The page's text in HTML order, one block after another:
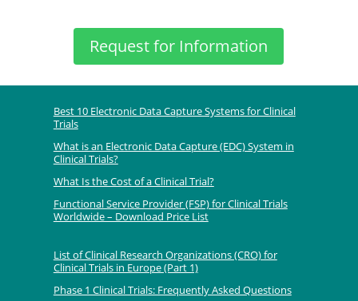
Request for Information
Best 10 Electronic Data Capture Systems for Clinical
Trials
What is an Electronic Data Capture (EDC) System in
Clinical Trials?
What Is the Cost of a Clinical Trial?
Functional Service Provider (FSP) for Clinical Trials
Worldwide – Download Price List
List of Clinical Research Organizations (CRO) for
Clinical Trials in Europe (Part 1)
Phase 1 Clinical Trials: Frequently Asked Questions